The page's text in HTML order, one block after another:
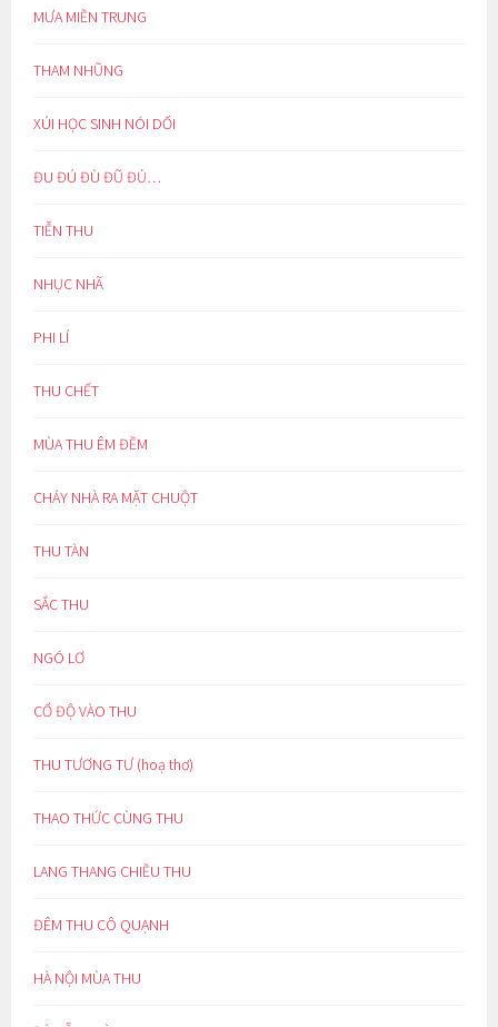
MƯA MIỀN TRUNG
THAM NHŨNG
XÚI HỌC SINH NÓI DỐI
ĐU ĐÚ ĐÙ ĐŨ ĐỦ…
TIỄN THU
NHỤC NHÃ
PHI LÍ
THU CHẾT
MÙA THU ÊM ĐỀM
CHÁY NHÀ RA MẶT CHUỘT
THU TÀN
SẮC THU
NGÓ LƠ
CỔ ĐỘ VÀO THU
THU TƯƠNG TƯ (hoạ thơ)
THAO THỨC CÙNG THU
LANG THANG CHIỀU THU
ĐÊM THU CÔ QUẠNH
HÀ NỘI MÙA THU